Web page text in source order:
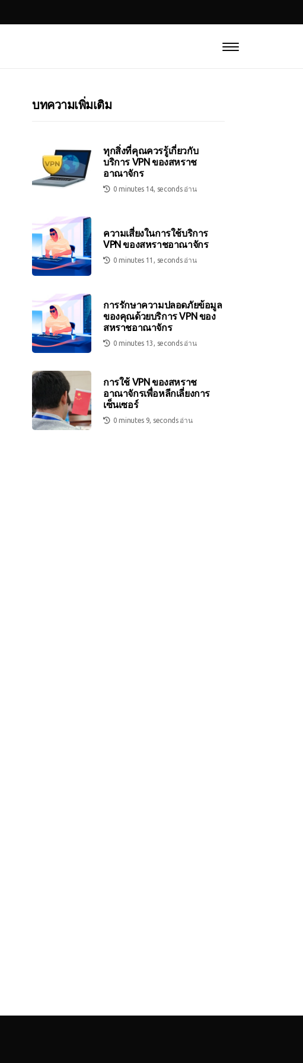
บทความเพิ่มเติม
ทุกสิ่งที่คุณควรรู้เกี่ยวกับ
บริการ VPN ของสหราช
อาณาจักร
0 minutes 14, seconds อ่าน
ความเสี่ยงในการใช้บริการ
VPN ของสหราชอาณาจักร
0 minutes 11, seconds อ่าน
การรักษาความปลอดภัยข้อมูล
ของคุณด้วยบริการ VPN ของ
สหราชอาณาจักร
0 minutes 13, seconds อ่าน
การใช้ VPN ของสหราช
อาณาจักรเพื่อหลีกเลี่ยงการ
เซ็นเซอร์
0 minutes 9, seconds อ่าน